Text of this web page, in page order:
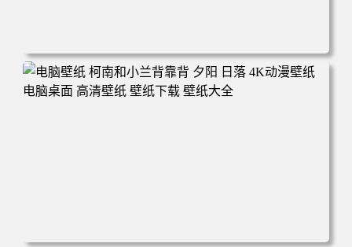
电脑壁纸 动漫 兔子朱迪 狐狸尼克 疯狂动物城 秋叶 秋天森
林 蓝天 4k壁纸 电脑桌面 高清壁纸 壁纸下载 壁纸大全